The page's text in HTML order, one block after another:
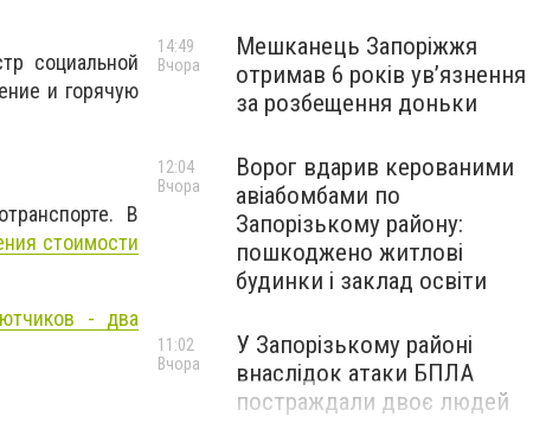
социальной
и горячую
В
стоимости
- два
Мешканець Запоріжжя
отримав 6 років увʼязнення
за розбещення доньки
14:49
Вчора
Ворог вдарив керованими
авіабомбами по
Запорізькому району:
пошкоджено житлові
будинки і заклад освіти
12:04
Вчора
У Запорізькому районі
внаслідок атаки БПЛА
постраждали двоє людей
11:02
Вчора